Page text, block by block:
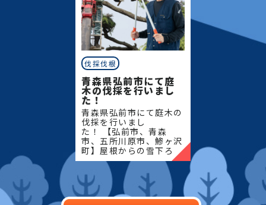
伐採伐根
青森県弘前市にて庭
木の伐採を行いまし
た！
青森県弘前市にて庭木の
伐採を行いまし
た！ 【弘前市、青森
市、五所川原市、鯵ヶ沢
町】屋根からの雪下ろ
し・除雪・排雪などの作
業もお任せください！地
域密着で伐採・抜根・剪
定・草刈りなどのお庭の
こと、造園・